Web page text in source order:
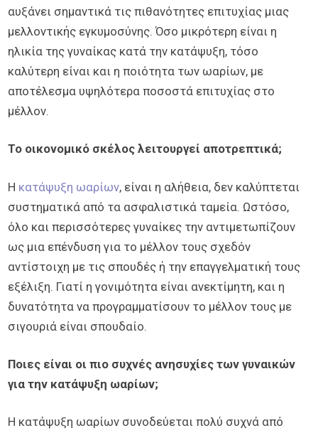
αυξάνει σημαντικά τις πιθανότητες επιτυχίας μιας
μελλοντικής εγκυμοσύνης. Όσο μικρότερη είναι η
ηλικία της γυναίκας κατά την κατάψυξη, τόσο
καλύτερη είναι και η ποιότητα των ωαρίων, με
αποτέλεσμα υψηλότερα ποσοστά επιτυχίας στο
μέλλον.
Το οικονομικό σκέλος λειτουργεί αποτρεπτικά;
Η κατάψυξη ωαρίων, είναι η αλήθεια, δεν καλύπτεται
συστηματικά από τα ασφαλιστικά ταμεία. Ωστόσο,
όλο και περισσότερες γυναίκες την αντιμετωπίζουν
ως μια επένδυση για το μέλλον τους σχεδόν
αντίστοιχη με τις σπουδές ή την επαγγελματική τους
εξέλιξη. Γιατί η γονιμότητα είναι ανεκτίμητη, και η
δυνατότητα να προγραμματίσουν το μέλλον τους με
σιγουριά είναι σπουδαίο.
Ποιες είναι οι πιο συχνές ανησυχίες των γυναικών
για την κατάψυξη ωαρίων;
Η κατάψυξη ωαρίων συνοδεύεται πολύ συχνά από